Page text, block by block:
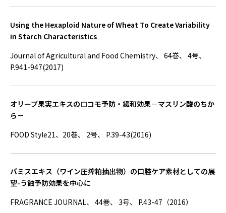
Using the Hexaploid Nature of Wheat To Create Variability
in Starch Characteristics
Journal of Agricultural and Food Chemistry、 64巻、 4号、
P.941-947(2017)
オリーブ果実エキスのロコモ予防・緩和効果－マスリン酸のちか
ら－
FOOD Style21、20巻、 2号、 P.39-43(2016)
パミスエキス（ワイン圧搾粕抽出物）の口腔ケア素材としての展
望-う蝕予防効果を中心に
FRAGRANCE JOURNAL、 44巻、 3号、 P.43-47（2016）